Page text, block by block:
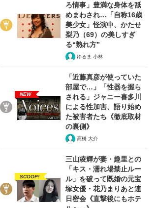
ろ情事」豊満な身体を舐
めまわされ…「自称16歳
美少女」怪演中、かたせ
梨乃（69）の美しすぎ
る“熟れ方”
ゆるま 小林
NEW
「近藤真彦が使っていた
部屋で…」「性器を握ら
される」ジャニー喜多川
による性加害、語り始め
た被害者たち《徹底取材
の裏側》
髙橋 大介
SCOOP!
三山凌輝が妻・趣里との
「キス・濡れ場禁止ルー
ル」を破って既婚の元宝
塚女優・花乃まりあと連
日密会《直撃後にもホテ